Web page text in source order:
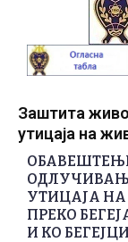
Заштита
утицаја на
УТИЦАЈА
ПРЕКО
И КО БЕГЕЈЦИ